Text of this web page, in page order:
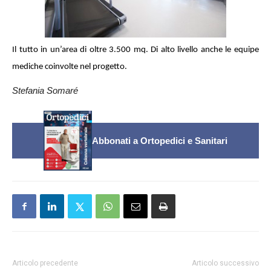
Il tutto in un’area di oltre 3.500 mq. Di alto livello anche le equipe
mediche coinvolte nel progetto.
Stefania Somaré
Abbonati a Ortopedici e Sanitari
Articolo precedente Articolo successivo